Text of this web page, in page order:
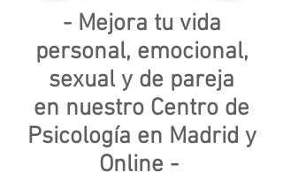
- Mejora tu vida
personal, emocional,
sexual y de pareja
en nuestro Centro de
Psicología en Madrid y
Online -